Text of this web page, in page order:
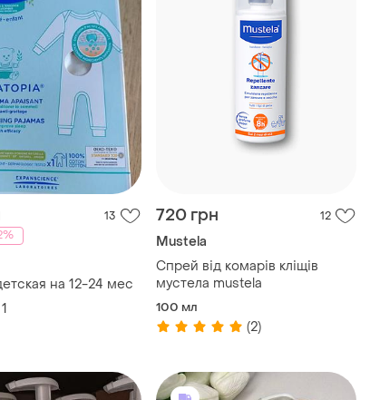
13
на 12-24 мес
1
720 грн 12
Mustela
Спрей від комарів кліщів
мустела mustela
100 мл
(2)